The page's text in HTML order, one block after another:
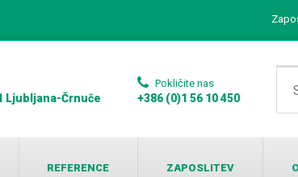
REFERENCE ZAPOSLITEV
Ljubljana-Črnuče
Pokličite nas
+386 (0)1 56 10 450